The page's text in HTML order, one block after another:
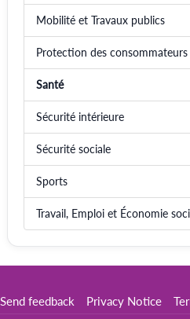
Mobilité et Travaux publics
Protection des consommateurs
Santé
Sécurité intérieure
Sécurité sociale
Sports
Travail, Emploi et Économie
Send feedback Privacy Notice